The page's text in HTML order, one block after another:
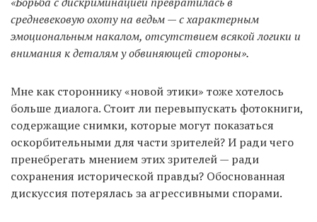
средневековую охоту на ведьм — с характерным
эмоциональным накалом, отсутствием всякой логики и
внимания к деталям у обвиняющей стороны».
Мне как стороннику «новой этики» тоже хотелось
больше диалога. Стоит ли перевыпускать фотокниги,
содержащие снимки, которые могут показаться
оскорбительными для части зрителей? И ради чего
пренебрегать мнением этих зрителей — ради
сохранения исторической правды? Обоснованная
дискуссия потерялась за агрессивными спорами.